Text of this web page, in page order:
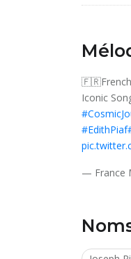
🇫🇷French
Iconic
#EdithPiaf
— France